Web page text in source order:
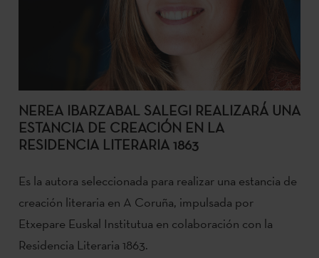
NEREA IBARZABAL SALEGI REALIZARÁ UNA
ESTANCIA DE CREACIÓN EN LA
RESIDENCIA LITERARIA 1863
Es la autora seleccionada para realizar una estancia de
creación literaria en A Coruña, impulsada por
Etxepare Euskal Institutua en colaboración con la
Residencia Literaria 1863.